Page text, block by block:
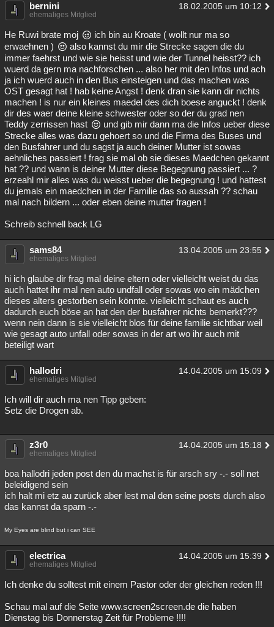
bernini 18.02.2005 um 10:12
ehemaliges Mitglied
He Ruwi brate moj
ich bin au Kroate ( wollt nur ma so
erwaehnen )
also kannst du mir die Strecke sagen die du
immer faehrst und wie sie heisst und wie der Tunnel heisst?? ich
wuerd da gern ma nachforschen ... also her mit den Infos und ach
ja ich wuerd auch in den Bus einsteigen und das machen was
OST gesagt hat ! hab keine Angst ! denk dran sie kann dir nichts
machen ! is nur ein kleines maedel des dich boese anguckt ! denk
dir des waer deine kleine schwester oder so der du grad nen
Teddy zerrissen hast
und gib mir dann ma die Infos ueber diese
Strecke alles was dazu gehoert so und die Firma des Buses und
den Busfahrer und du sagst ja auch deiner Mutter ist sowas
aehnliches passiert ! frag sie mal ob sie dieses Maedchen gekannt
hat ?? und wann is deiner Mutter diese Begegnung passiert ... ?
erzeahl mir alles was du weisst ueber die begegnung ! und hattest
du jemals ein maedchen in der Familie das so aussah ?? schau
mal nach bildern ... oder eben deine mutter fragen !
Schreib schnell back LG
sams84 13.04.2005 um 23:55
ehemaliges Mitglied
hi ich glaube dir frag mal deine eltern oder vielleicht weist du das
auch hattet ihr mal nen auto undfall oder sowas wo ein mädchen
dieses alters gestorben sein könnte. vielleicht schaut es auch
dadurch euch böse an hat den der busfahrer nichts bemerkt???
wenn nein dann is sie vielleicht blos für deine familie sichtbar weil
wie gesagt auto unfall oder sowas in der art wo ihr auch mit
beteiligt wart
hallodri 14.04.2005 um 15:09
ehemaliges Mitglied
Ich will dir auch ma nen Tipp geben:
Setz die Drogen ab.
z3r0 14.04.2005 um 15:18
ehemaliges Mitglied
boa hallodri jeden post den du machst is für arsch sry -.- soll net
beleidigend sein
ich halt mi etz au zurück aber lest mal den seine posts durch also
das kannst da sparn -.-
My Eyes are blind but i can SEE
electrica 14.04.2005 um 15:39
ehemaliges Mitglied
Ich denke du solltest mit einem Pastor oder der gleichen reden !!!
Schau mal auf die Seite www.screen2screen.de die haben
Dienstag bis Donnerstag Zeit für Probleme !!!!